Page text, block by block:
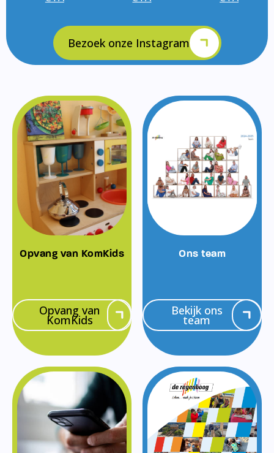
Bezoek onze Instagram
Opvang van KomKids
Opvang van
KomKids
Ons team
Bekijk ons
team